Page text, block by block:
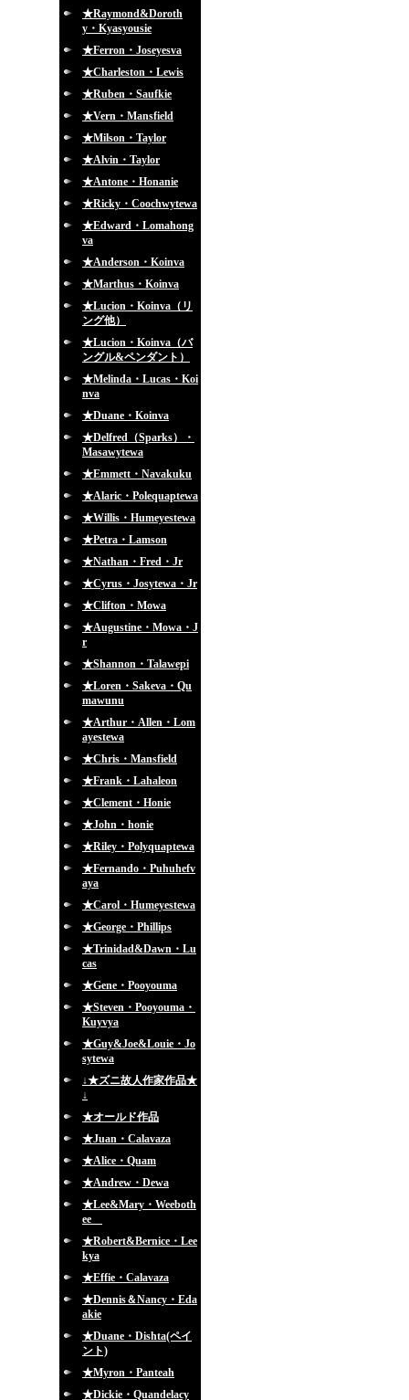
★Raymond&Doroth
y・Kyasyousie
★Ferron・Joseyesva
★Charleston・Lewis
★Ruben・Saufkie
★Vern・Mansfield
★Milson・Taylor
★Alvin・Taylor
★Antone・Honanie
★Ricky・Coochwytewa
★Edward・Lomahong
va
★Anderson・Koinva
★Marthus・Koinva
★Lucion・Koinva（リ
ング他）
★Lucion・Koinva（バ
ングル&ペンダント）
★Melinda・Lucas・Koi
nva
★Duane・Koinva
★Delfred（Sparks）・
Masawytewa
★Emmett・Navakuku
★Alaric・Polequaptewa
★Willis・Humeyestewa
★Petra・Lamson
★Nathan・Fred・Jr
★Cyrus・Josytewa・Jr
★Clifton・Mowa
★Augustine・Mowa・J
r
★Shannon・Talawepi
★Loren・Sakeva・Qu
mawunu
★Arthur・Allen・Lom
ayestewa
★Chris・Mansfield
★Frank・Lahaleon
★Clement・Honie
★John・honie
★Riley・Polyquaptewa
★Fernando・Puhuhefv
aya
★Carol・Humeyestewa
★George・Phillips
★Trinidad&Dawn・Lu
cas
★Gene・Pooyouma
★Steven・Pooyouma・
Kuyvya
★Guy&Joe&Louie・Jo
sytewa
↓★ズニ故人作家作品★
↓
★オールド作品
★Juan・Calavaza
★Alice・Quam
★Andrew・Dewa
★Lee&Mary・Weeboth
ee
★Robert&Bernice・Lee
kya
★Effie・Calavaza
★Dennis＆Nancy・Eda
akie
★Duane・Dishta(ペイ
ント)
★Myron・Panteah
★Dickie・Quandelacy